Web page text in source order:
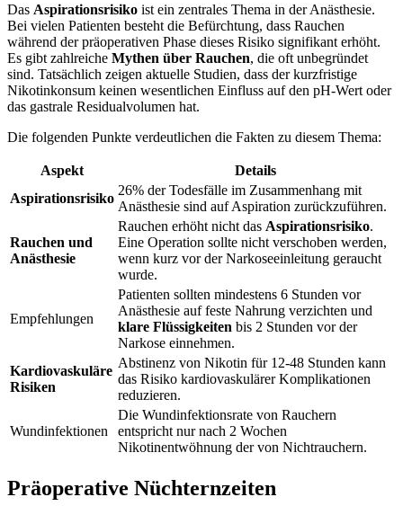
Das Aspirationsrisiko ist ein zentrales Thema in der Anästhesie.
Bei vielen Patienten besteht die Befürchtung, dass Rauchen
während der präoperativen Phase dieses Risiko signifikant erhöht.
Es gibt zahlreiche Mythen über Rauchen, die oft unbegründet
sind. Tatsächlich zeigen aktuelle Studien, dass der kurzfristige
Nikotinkonsum keinen wesentlichen Einfluss auf den pH-Wert oder
das gastrale Residualvolumen hat.
Die folgenden Punkte verdeutlichen die Fakten zu diesem Thema:
Aspekt
Details
Aspirationsrisiko
26% der Todesfälle im Zusammenhang mit
Anästhesie sind auf Aspiration zurückzuführen.
Rauchen und
Anästhesie
Rauchen erhöht nicht das Aspirationsrisiko.
Eine Operation sollte nicht verschoben werden,
wenn kurz vor der Narkoseeinleitung geraucht
wurde.
Empfehlungen
Patienten sollten mindestens 6 Stunden vor
Anästhesie auf feste Nahrung verzichten und
klare Flüssigkeiten bis 2 Stunden vor der
Narkose einnehmen.
Kardiovaskuläre
Risiken
Abstinenz von Nikotin für 12-48 Stunden kann
das Risiko kardiovaskulärer Komplikationen
reduzieren.
Wundinfektionen
Die Wundinfektionsrate von Rauchern
entspricht nur nach 2 Wochen
Nikotinentwöhnung der von Nichtrauchern.
Präoperative Nüchternzeiten